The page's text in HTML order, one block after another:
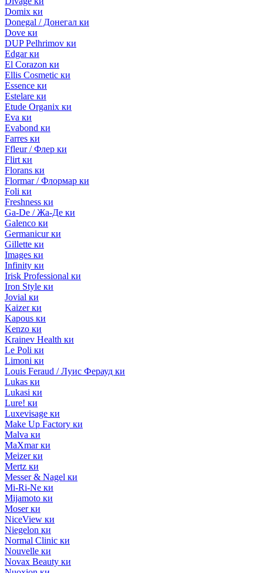
Domix ки
Donegal / Донегал ки
Dove ки
DUP Pelhrimov ки
Edgar ки
El Corazon ки
Ellis Cosmetic ки
Essence ки
Estelare ки
Etude Organix ки
Eva ки
Evabond ки
Farres ки
Ffleur / Флер ки
Flirt ки
Florans ки
Flormar / Флормар ки
Foli ки
Freshness ки
Ga-De / Жа-Де ки
Galenco ки
Germanicur ки
Gillette ки
Images ки
Infinity ки
Irisk Professional ки
Iron Style ки
Jovial ки
Kaizer ки
Kapous ки
Kenzo ки
Krainev Health ки
Le Poli ки
Limoni ки
Louis Feraud / Луис Ферауд ки
Lukas ки
Lukasi ки
Lure! ки
Luxevisage ки
Make Up Factory ки
Malva ки
MaXmar ки
Meizer ки
Mertz ки
Messer & Nagel ки
Mi-Ri-Ne ки
Mijamoto ки
Moser ки
NiceView ки
Niegelon ки
Normal Clinic ки
Nouvelle ки
Novax Beauty ки